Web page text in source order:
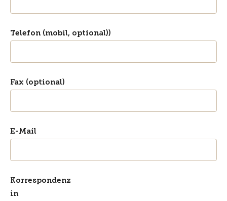
Telefon (mobil, optional))
Fax (optional)
E-Mail
Korrespondenz
in